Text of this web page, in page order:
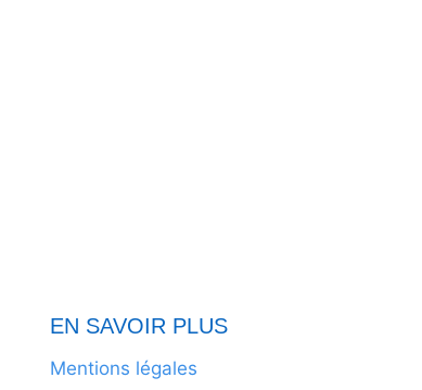
EN SAVOIR PLUS
Mentions légales